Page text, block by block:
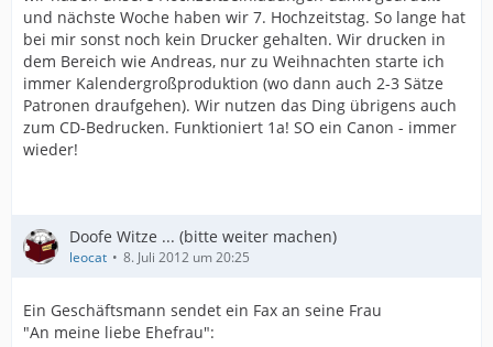
und nächste Woche haben wir 7. Hochzeitstag. So lange hat
bei mir sonst noch kein Drucker gehalten. Wir drucken in
dem Bereich wie Andreas, nur zu Weihnachten starte ich
immer Kalendergroßproduktion (wo dann auch 2-3 Sätze
Patronen draufgehen). Wir nutzen das Ding übrigens auch
zum CD-Bedrucken. Funktioniert 1a! SO ein Canon - immer
wieder!
Doofe Witze ... (bitte weiter machen)
leocat 8. Juli 2012 um 20:25
Ein Geschäftsmann sendet ein Fax an seine Frau
"An meine liebe Ehefrau":